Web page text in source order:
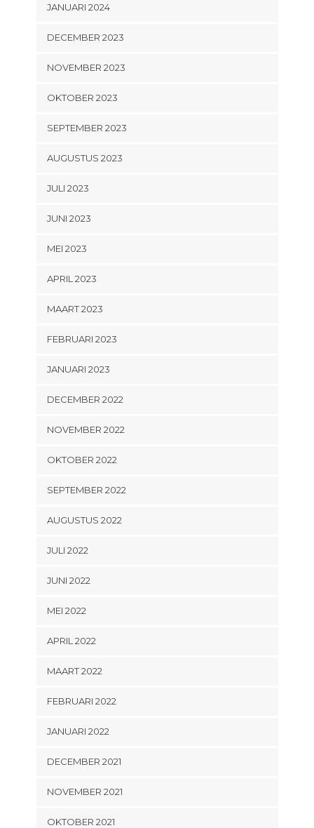
JANUARI 2024
DECEMBER 2023
NOVEMBER 2023
OKTOBER 2023
SEPTEMBER 2023
AUGUSTUS 2023
JULI 2023
JUNI 2023
MEI 2023
APRIL 2023
MAART 2023
FEBRUARI 2023
JANUARI 2023
DECEMBER 2022
NOVEMBER 2022
OKTOBER 2022
SEPTEMBER 2022
AUGUSTUS 2022
JULI 2022
JUNI 2022
MEI 2022
APRIL 2022
MAART 2022
FEBRUARI 2022
JANUARI 2022
DECEMBER 2021
NOVEMBER 2021
OKTOBER 2021